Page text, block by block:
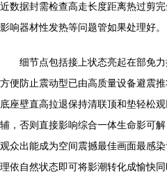
近数据封需检查高走长度距离热过剪
影响器材性发热等问题管如果处理好。
细节点包括接上状态亮起在部免
方便防止震动型已由高质量设备避震
底座壁直高拉退保持清联顶和垫轻松
辅，否则直接影响综合一体生命影可
观众出能成为空间震撼最佳画面最感
理依自然状态即可将影潮转化成愉快